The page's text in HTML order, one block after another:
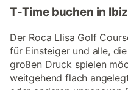
T-Time buchen in
Der Roca Llisa Golf
für Einsteiger und alle,
großen Druck spielen
weitgehend flach